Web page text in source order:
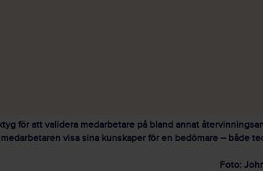
för att validera medarbetare på bland annat
visa sina kunskaper för en bedömare – både
Foto: